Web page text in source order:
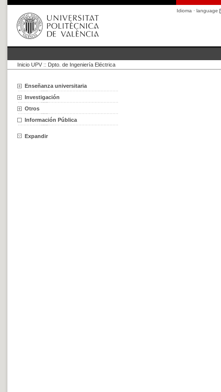
Idioma · language
Inicio UPV :: Dpto. de Ingeniería Eléctrica
Enseñanza universitaria
Investigación
Otros
Información Pública
Expandir